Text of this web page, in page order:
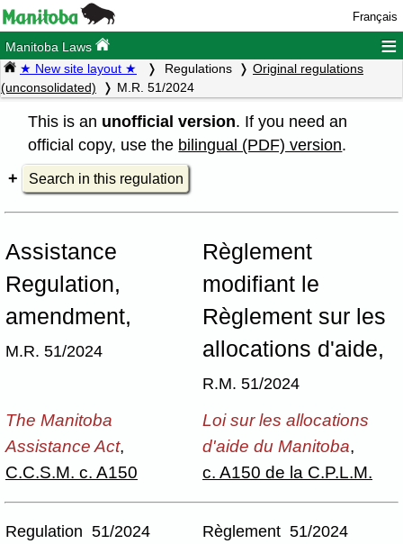
Français
Manitoba Laws ≡
★ New site layout ★ Regulations
Original regulations
(unconsolidated)
M.R. 51/2024
This is an unofficial version. If you need an
official copy, use the bilingual (PDF) version.
Search in this regulation
Assistance
Regulation,
amendment,
M.R. 51/2024
Règlement
modifiant le
Règlement sur les
allocations d'aide,
R.M. 51/2024
The Manitoba
Assistance Act,
C.C.S.M. c. A150
Loi sur les allocations
d'aide du Manitoba,
c. A150 de la C.P.L.M.
Regulation 51/2024
Règlement 51/2024